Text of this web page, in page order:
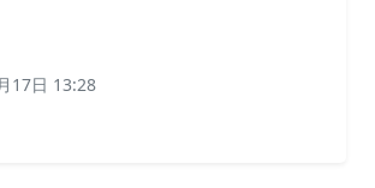
17日 13:28